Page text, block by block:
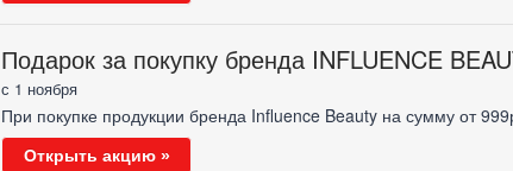
Подарок за покупку бренда INFLUENCE
с 1 ноября
При покупке продукции бренда Influence Beauty на сумму от
Открыть акцию »